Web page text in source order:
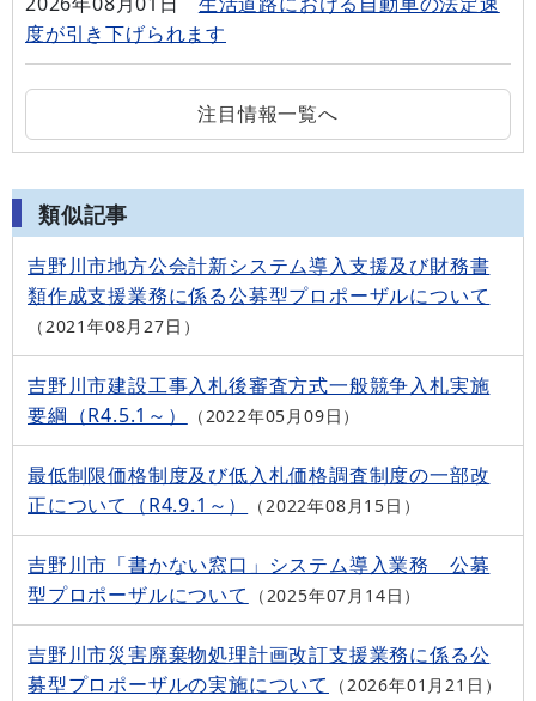
度が引き下げられます
注目情報一覧へ
類似記事
吉野川市地方公会計新システム導入支援及び財務書
類作成支援業務に係る公募型プロポーザルについて
2021年08月27日
吉野川市建設工事入札後審査方式一般競争入札実施
要綱（R4.5.1～）
2022年05月09日
最低制限価格制度及び低入札価格調査制度の一部改
正について（R4.9.1～）
2022年08月15日
吉野川市「書かない窓口」システム導入業務 公募
型プロポーザルについて
2025年07月14日
吉野川市災害廃棄物処理計画改訂支援業務に係る公
募型プロポーザルの実施について
2026年01月21日